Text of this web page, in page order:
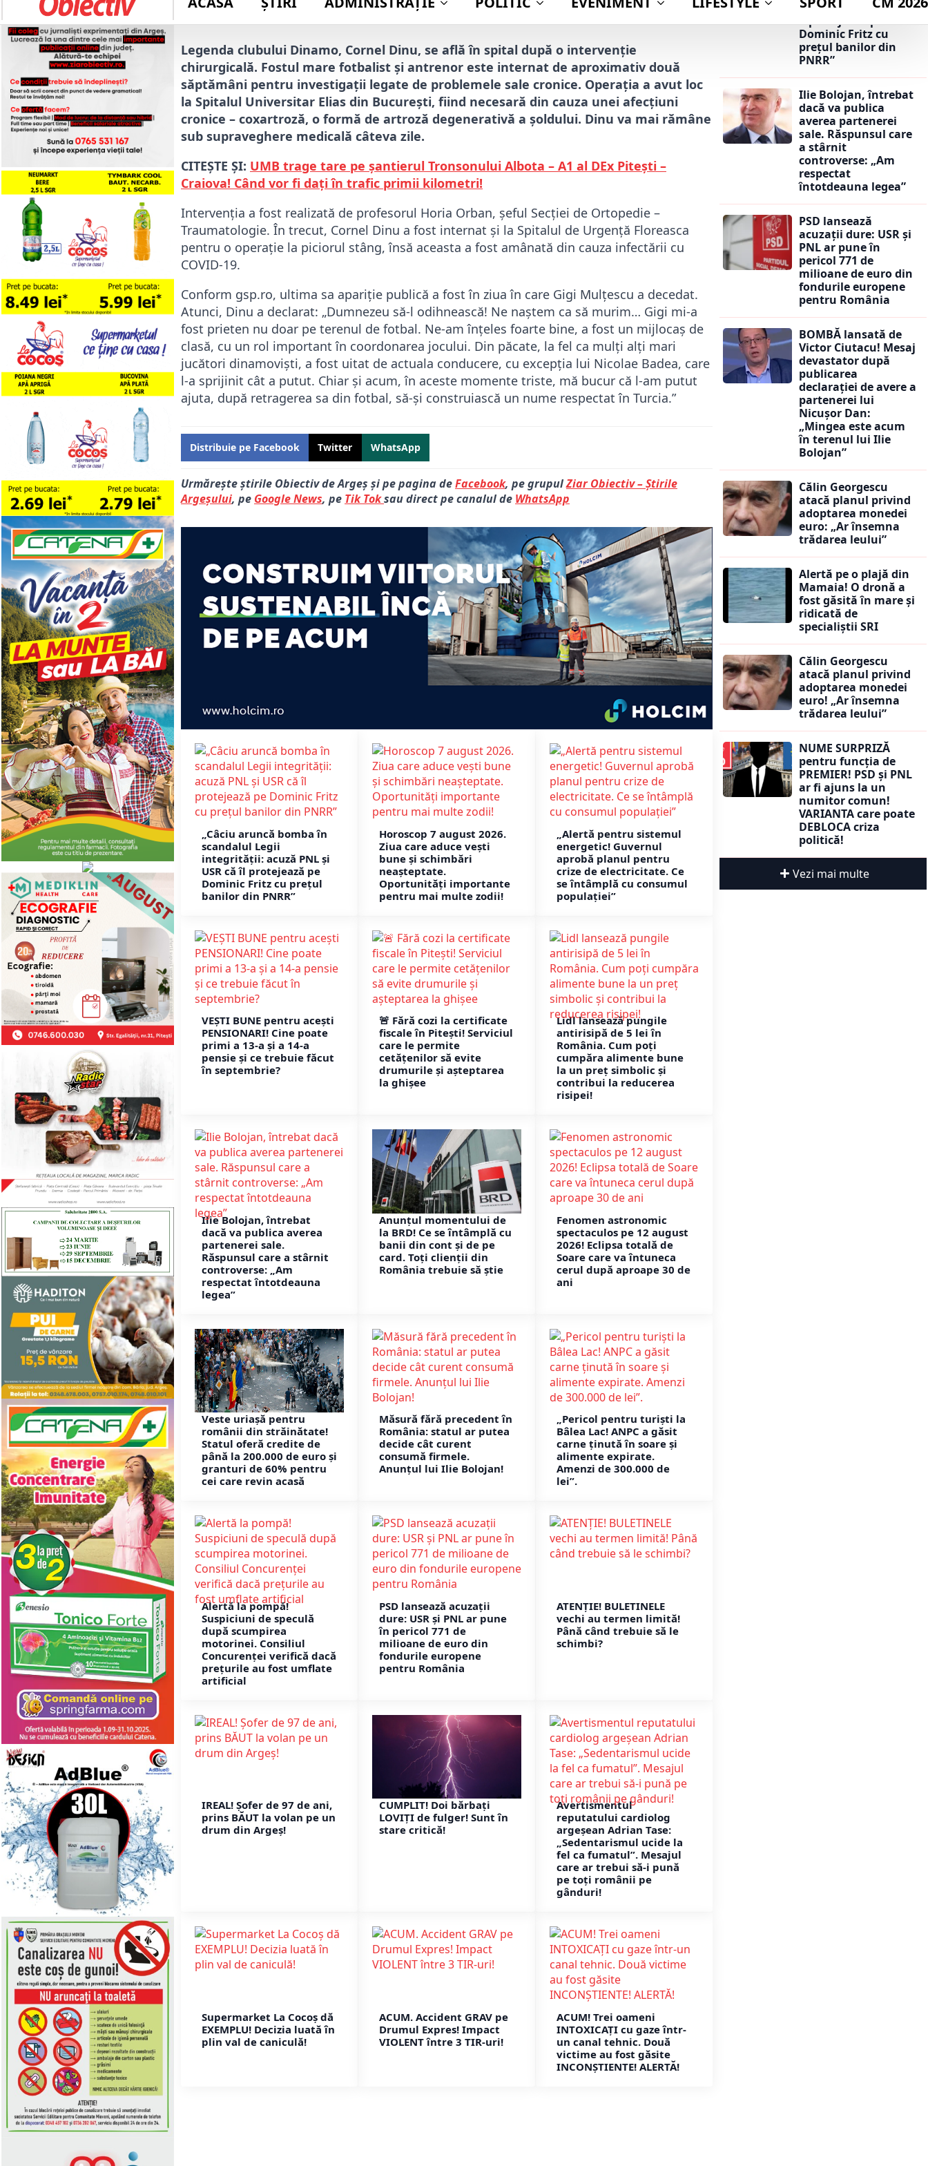
Autor: Alex Vlad Publicat22 septembrie 2024
Legenda clubului Dinamo, Cornel Dinu, se află în spital după o intervenție
chirurgicală. Fostul mare fotbalist și antrenor este internat de aproximativ două
săptămâni pentru investigații legate de problemele sale cronice. Operația a avut loc
la Spitalul Universitar Elias din București, fiind necesară din cauza unei afecțiuni
cronice – coxartroză, o formă de artroză degenerativă a șoldului. Dinu va mai rămâne
sub supraveghere medicală câteva zile.
CITEȘTE ȘI: UMB trage tare pe șantierul Tronsonului Albota – A1 al DEx Pitești –
Craiova! Când vor fi dați în trafic primii kilometri!
Intervenția a fost realizată de profesorul Horia Orban, șeful Secției de Ortopedie –
Traumatologie. În trecut, Cornel Dinu a fost internat și la Spitalul de Urgență Floreasca
pentru o operație la piciorul stâng, însă aceasta a fost amânată din cauza infectării cu
COVID-19.
Conform gsp.ro, ultima sa apariție publică a fost în ziua în care Gigi Mulțescu a decedat.
Atunci, Dinu a declarat: „Dumnezeu să-l odihnească! Ne naștem ca să murim… Gigi mi-a
fost prieten nu doar pe terenul de fotbal. Ne-am înțeles foarte bine, a fost un mijlocaș de
clasă, cu un rol important în coordonarea jocului. Din păcate, la fel ca mulți alți mari
jucători dinamoviști, a fost uitat de actuala conducere, cu excepția lui Nicolae Badea, care
l-a sprijinit cât a putut. Chiar și acum, în aceste momente triste, mă bucur că l-am putut
ajuta, după retragerea sa din fotbal, să-și construiască un nume respectat în Turcia.”
Distribuie pe Facebook Twitter WhatsApp
Urmărește știrile Obiectiv de Argeș și pe pagina deFacebook, pe grupulZiar Obiectiv – Știrile
Argeșului, pe Google News, pe Tik Toksau direct pe canalul de WhatsApp
„Câciu aruncă bomba în
scandalul Legii
integrității: acuză PNL și
USR că îl protejează pe
Dominic Fritz cu prețul
banilor din PNRR”
Horoscop 7 august 2026.
Ziua care aduce vești
bune și schimbări
neașteptate.
Oportunități importante
pentru mai multe zodii!
„Alertă pentru sistemul
energetic! Guvernul
aprobă planul pentru
crize de electricitate. Ce
se întâmplă cu consumul
populației”
VEȘTI BUNE pentru acești
PENSIONARI! Cine poate
primi a 13-a și a 14-a
pensie și ce trebuie făcut
în septembrie?
🚨 Fără cozi la certificate
fiscale în Pitești! Serviciul
care le permite
cetățenilor să evite
drumurile și așteptarea
la ghișee
Lidl lansează pungile
antirisipă de 5 lei în
România. Cum poți
cumpăra alimente bune
la un preț simbolic și
contribui la reducerea
risipei!
Ilie Bolojan, întrebat
dacă va publica averea
partenerei sale.
Răspunsul care a stârnit
controverse: „Am
respectat întotdeauna
legea”
Anunțul momentului de
la BRD! Ce se întâmplă cu
banii din cont și de pe
card. Toți clienții din
România trebuie să știe
Fenomen astronomic
spectaculos pe 12 august
2026! Eclipsa totală de
Soare care va întuneca
cerul după aproape 30 de
ani
Veste uriașă pentru
românii din străinătate!
Statul oferă credite de
până la 200.000 de euro și
granturi de 60% pentru
cei care revin acasă
Măsură fără precedent în
România: statul ar putea
decide cât curent
consumă firmele.
Anunțul lui Ilie Bolojan!
„Pericol pentru turiști la
Bâlea Lac! ANPC a găsit
carne ținută în soare și
alimente expirate.
Amenzi de 300.000 de
lei”.
Alertă la pompă!
Suspiciuni de speculă
după scumpirea
motorinei. Consiliul
Concurenței verifică dacă
prețurile au fost umflate
artificial
PSD lansează acuzații
dure: USR și PNL ar pune
în pericol 771 de
milioane de euro din
fondurile europene
pentru România
ATENȚIE! BULETINELE
vechi au termen limită!
Până când trebuie să le
schimbi?
IREAL! Șofer de 97 de ani,
prins BĂUT la volan pe un
drum din Argeș!
CUMPLIT! Doi bărbați
LOVIȚI de fulger! Sunt în
stare critică!
Avertismentul
reputatului cardiolog
argeșean Adrian Tase:
„Sedentarismul ucide la
fel ca fumatul”. Mesajul
care ar trebui să-i pună
pe toți românii pe
gânduri!
Supermarket La Cocoș dă
EXEMPLU! Decizia luată în
plin val de caniculă!
ACUM. Accident GRAV pe
Drumul Expres! Impact
VIOLENT între 3 TIR-uri!
ACUM! Trei oameni
INTOXICAȚI cu gaze într-
un canal tehnic. Două
victime au fost găsite
INCONȘTIENTE! ALERTĂ!
acuză PNL și USR că
îl protejează pe
Dominic Fritz cu
prețul banilor din
PNRR”
Ilie Bolojan, întrebat
dacă va publica
averea partenerei
sale. Răspunsul care
a stârnit
controverse: „Am
respectat
întotdeauna legea”
PSD lansează
acuzații dure: USR și
PNL ar pune în
pericol 771 de
milioane de euro din
fondurile europene
pentru România
BOMBĂ lansată de
Victor Ciutacu! Mesaj
devastator după
publicarea
declarației de avere a
partenerei lui
Nicușor Dan:
„Mingea este acum
în terenul lui Ilie
Bolojan”
Călin Georgescu
atacă planul privind
adoptarea monedei
euro: „Ar însemna
trădarea leului”
Alertă pe o plajă din
Mamaia! O dronă a
fost găsită în mare și
ridicată de
specialiștii SRI
Călin Georgescu
atacă planul privind
adoptarea monedei
euro! „Ar însemna
trădarea leului”
NUME SURPRIZĂ
pentru funcția de
PREMIER! PSD și PNL
ar fi ajuns la un
numitor comun!
VARIANTA care poate
DEBLOCA criza
politică!
Vezi mai multe